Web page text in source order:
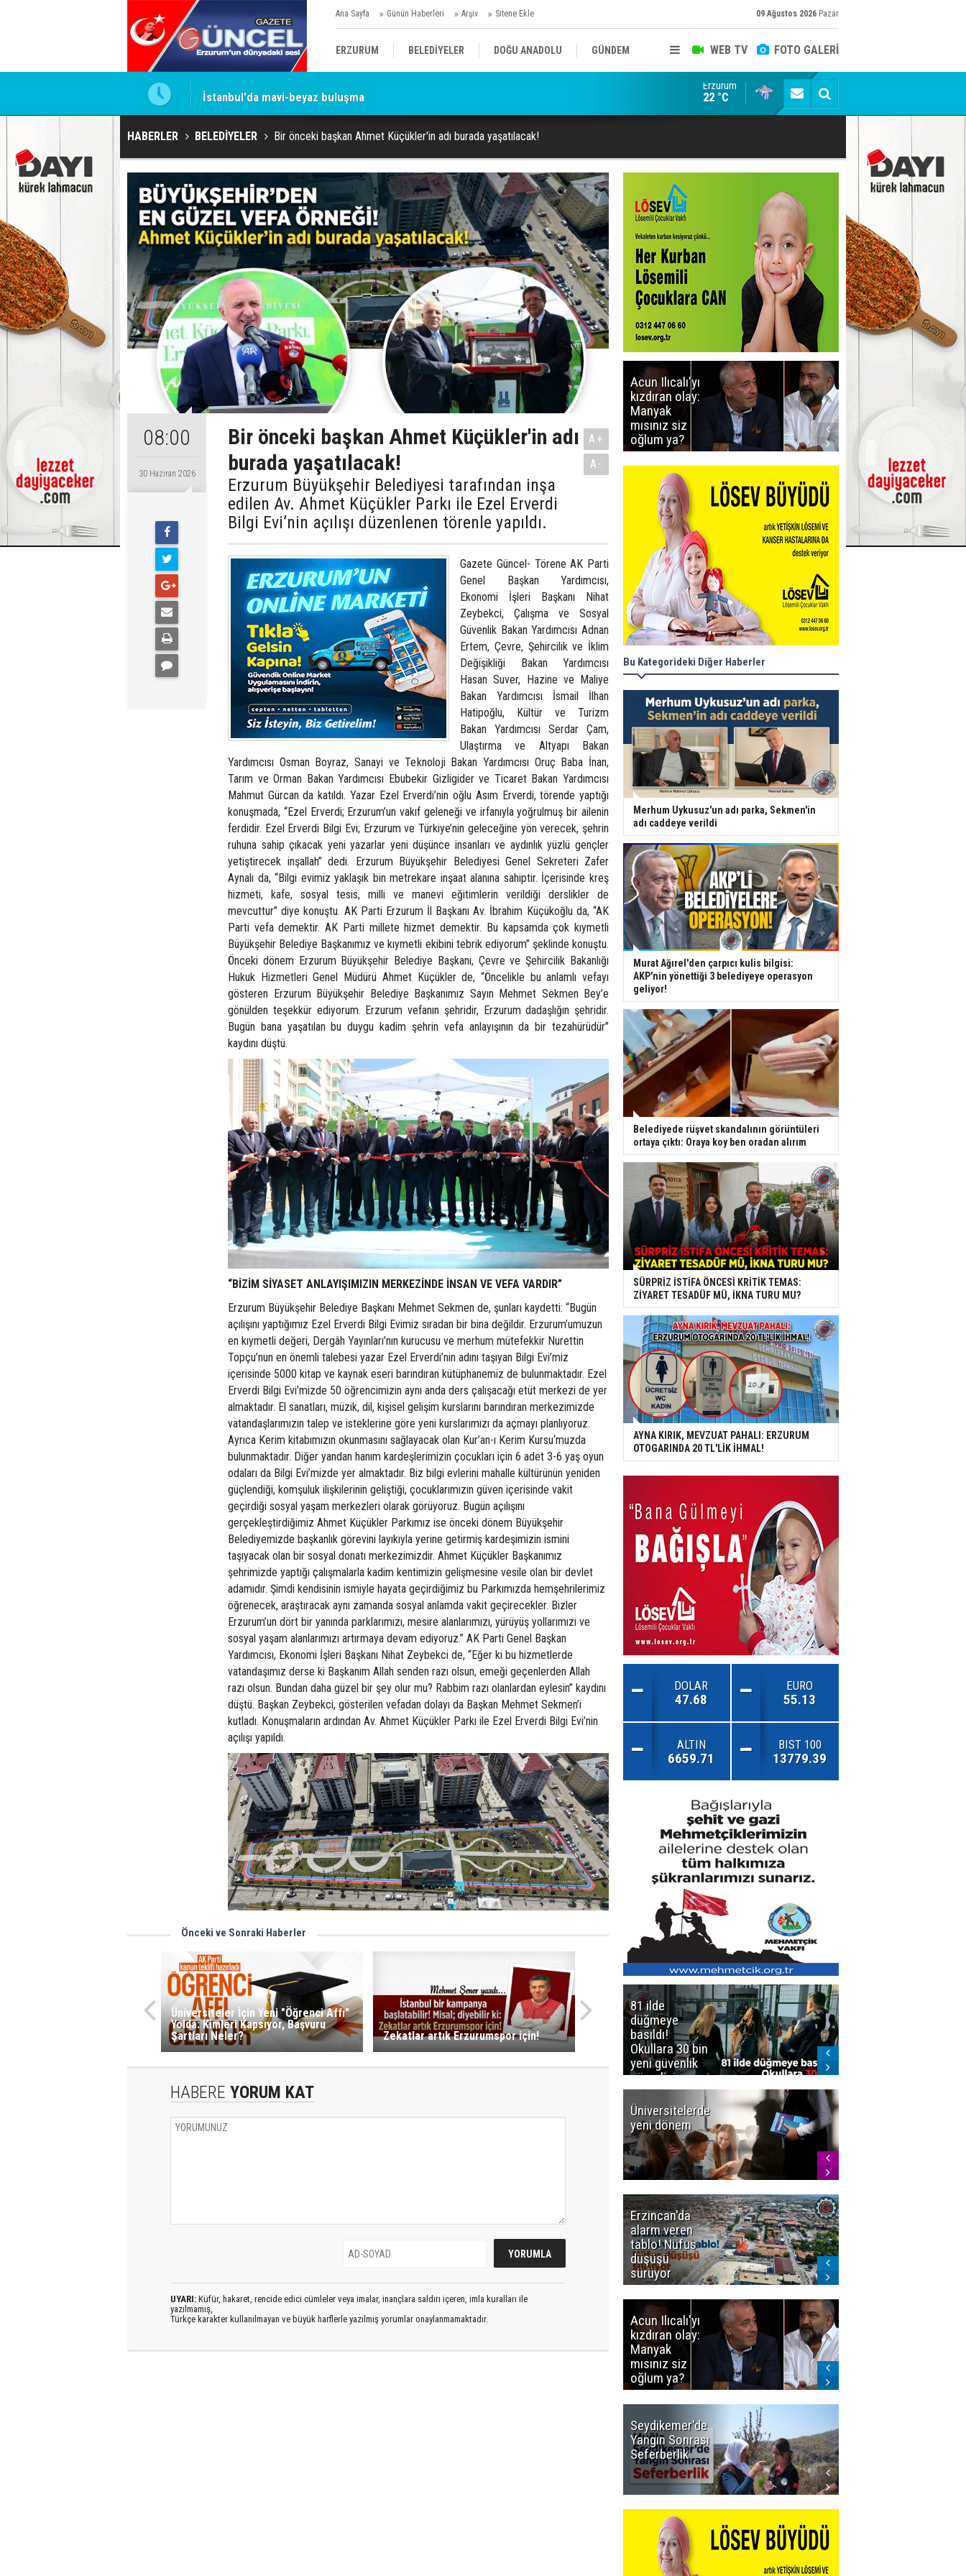
Ana Sayfa Günün Haberleri Arşiv Sitene Ekle 09 Ağustos 2026 Pazar
WEB TV FOTO GALERİ
ERZURUM BELEDİYELER DOĞU ANADOLU GÜNDEM
SİYASET
KÜLTÜR/SANAT//MAĞAZİN BODRUM
İstanbul'da mavi-beyaz buluşma Erzurumspor Store'de yoğunluk
Erzurum
22 °C
HABERLER BELEDİYELER Bir önceki başkan Ahmet Küçükler'in adı burada yaşatılacak!
08:00
30 Haziran 2026
Bir önceki başkan Ahmet Küçükler'in adı
burada yaşatılacak!
Erzurum Büyükşehir Belediyesi tarafından inşa
edilen Av. Ahmet Küçükler Parkı ile Ezel Erverdi
Bilgi Evi’nin açılışı düzenlenen törenle yapıldı.
A+
A-
Gazete Güncel- Törene AK Parti
Genel Başkan Yardımcısı,
Ekonomi İşleri Başkanı Nihat
Zeybekci, Çalışma ve Sosyal
Güvenlik Bakan Yardımcısı Adnan
Ertem, Çevre, Şehircilik ve İklim
Değişikliği Bakan Yardımcısı
Hasan Suver, Hazine ve Maliye
Bakan Yardımcısı İsmail İlhan
Hatipoğlu, Kültür ve Turizm
Bakan Yardımcısı Serdar Çam,
Ulaştırma ve Altyapı Bakan
Yardımcısı Osman Boyraz, Sanayi ve Teknoloji Bakan Yardımcısı Oruç Baba İnan,
Tarım ve Orman Bakan Yardımcısı Ebubekir Gizligider ve Ticaret Bakan Yardımcısı
Mahmut Gürcan da katıldı. Yazar Ezel Erverdi’nin oğlu Asım Erverdi, törende yaptığı
konuşmada, “Ezel Erverdi; Erzurum’un vakıf geleneği ve irfanıyla yoğrulmuş bir ailenin
ferdidir. Ezel Erverdi Bilgi Evi; Erzurum ve Türkiye’nin geleceğine yön verecek, şehrin
ruhuna sahip çıkacak yeni yazarlar yeni düşünce insanları ve aydınlık yüzlü gençler
yetiştirecek inşallah” dedi. Erzurum Büyükşehir Belediyesi Genel Sekreteri Zafer
Aynalı da, “Bilgi evimiz yaklaşık bin metrekare inşaat alanına sahiptir. İçerisinde kreş
hizmeti, kafe, sosyal tesis, milli ve manevi eğitimlerin verildiği derslikler de
mevcuttur” diye konuştu. AK Parti Erzurum İl Başkanı Av. İbrahim Küçükoğlu da, “AK
Parti vefa demektir. AK Parti millete hizmet demektir. Bu kapsamda çok kıymetli
Büyükşehir Belediye Başkanımız ve kıymetli ekibini tebrik ediyorum” şeklinde konuştu.
Önceki dönem Erzurum Büyükşehir Belediye Başkanı, Çevre ve Şehircilik Bakanlığı
Hukuk Hizmetleri Genel Müdürü Ahmet Küçükler de, “Öncelikle bu anlamlı vefayı
gösteren Erzurum Büyükşehir Belediye Başkanımız Sayın Mehmet Sekmen Bey’e
gönülden teşekkür ediyorum. Erzurum vefanın şehridir, Erzurum dadaşlığın şehridir.
Bugün bana yaşatılan bu duygu kadim şehrin vefa anlayışının da bir tezahürüdür”
kaydını düştü.
“BİZİM SİYASET ANLAYIŞIMIZIN MERKEZİNDE İNSAN VE VEFA VARDIR”
Erzurum Büyükşehir Belediye Başkanı Mehmet Sekmen de, şunları kaydetti: “Bugün
açılışını yaptığımız Ezel Erverdi Bilgi Evimiz sıradan bir bina değildir. Erzurum’umuzun
en kıymetli değeri, Dergâh Yayınları’nın kurucusu ve merhum mütefekkir Nurettin
Topçu’nun en önemli talebesi yazar Ezel Erverdi’nin adını taşıyan Bilgi Evi’miz
içerisinde 5000 kitap ve kaynak eseri barındıran kütüphanemiz de bulunmaktadır. Ezel
Erverdi Bilgi Evi’mizde 50 öğrencimizin aynı anda ders çalışacağı etüt merkezi de yer
almaktadır. El sanatları, müzik, dil, kişisel gelişim kurslarını barındıran merkezimizde
vatandaşlarımızın talep ve isteklerine göre yeni kurslarımızı da açmayı planlıyoruz.
Ayrıca Kerim kitabımızın okunmasını sağlayacak olan Kur’an-ı Kerim Kursu‘muzda
bulunmaktadır. Diğer yandan hanım kardeşlerimizin çocukları için 6 adet 3-6 yaş oyun
odaları da Bilgi Evi’mizde yer almaktadır. Biz bilgi evlerini mahalle kültürünün yeniden
güçlendiği, komşuluk ilişkilerinin geliştiği, çocuklarımızın güven içerisinde vakit
geçirdiği sosyal yaşam merkezleri olarak görüyoruz. Bugün açılışını
gerçekleştirdiğimiz Ahmet Küçükler Parkımız ise önceki dönem Büyükşehir
Belediyemizde başkanlık görevini layıkıyla yerine getirmiş kardeşimizin ismini
taşıyacak olan bir sosyal donatı merkezimizdir. Ahmet Küçükler Başkanımız
şehrimizde yaptığı çalışmalarla kadim kentimizin gelişmesine vesile olan bir devlet
adamıdır. Şimdi kendisinin ismiyle hayata geçirdiğimiz bu Parkımızda hemşehrilerimiz
öğrenecek, araştıracak aynı zamanda sosyal anlamda vakit geçirecekler. Bizler
Erzurum’un dört bir yanında parklarımızı, mesire alanlarımızı, yürüyüş yollarımızı ve
sosyal yaşam alanlarımızı artırmaya devam ediyoruz.” AK Parti Genel Başkan
Yardımcısı, Ekonomi İşleri Başkanı Nihat Zeybekci de, “Eğer ki bu hizmetlerde
vatandaşımız derse ki Başkanım Allah senden razı olsun, emeği geçenlerden Allah
razı olsun. Bundan daha güzel bir şey olur mu? Rabbim razı olanlardan eylesin” kaydını
düştü. Başkan Zeybekci, gösterilen vefadan dolayı da Başkan Mehmet Sekmen’i
kutladı. Konuşmaların ardından Av. Ahmet Küçükler Parkı ile Ezel Erverdi Bilgi Evi’nin
açılışı yapıldı.
Önceki ve Sonraki Haberler
Üniversiteler İçin Yeni "Öğrenci Affı"
Yolda: Kimleri Kapsıyor, Başvuru
Şartları Neler?
Zekatlar artık Erzurumspor için!
HABERE YORUM KAT
UYARI: Küfür, hakaret, rencide edici cümleler veya imalar, inançlara saldırı içeren, imla kuralları ile
yazılmamış,
Türkçe karakter kullanılmayan ve büyük harflerle yazılmış yorumlar onaylanmamaktadır.
Acun Ilıcalı'yı
kızdıran olay:
Manyak
mısınız siz
oğlum ya?
buluşma
Bu Kategorideki Diğer Haberler
Merhum Uykusuz'un adı parka, Sekmen'in
adı caddeye verildi
Murat Ağırel'den çarpıcı kulis bilgisi:
AKP'nin yönettiği 3 belediyeye operasyon
geliyor!
Belediyede rüşvet skandalının görüntüleri
ortaya çıktı: Oraya koy ben oradan alırım
SÜRPRİZ İSTİFA ÖNCESİ KRİTİK TEMAS:
ZİYARET TESADÜF MÜ, İKNA TURU MU?
AYNA KIRIK, MEVZUAT PAHALI: ERZURUM
OTOGARINDA 20 TL'LİK İHMAL!
DOLAR
47.68
EURO
55.13
ALTIN
6659.71
BIST 100
13779.39
81 ilde
düğmeye
basıldı!
Okullara 30 bin
yeni güvenlik
görevlisi
Üniversitelerde
yeni dönem
Erzincan'da
alarm veren
tablo! Nüfus
düşüşü
sürüyor
Acun Ilıcalı'yı
kızdıran olay:
Manyak
mısınız siz
oğlum ya?
Seydikemer'de
Yangın Sonrası
Seferberlik